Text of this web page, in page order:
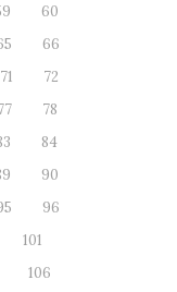
60
66
71
72
78
84
90
96
101
106